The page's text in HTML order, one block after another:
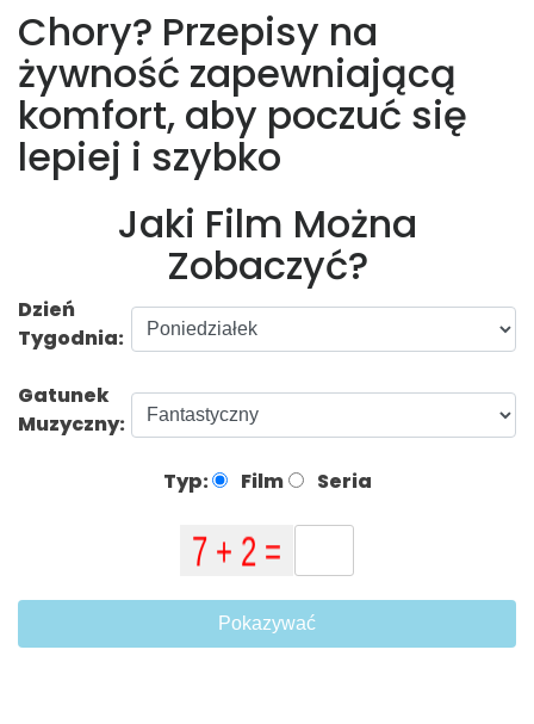
Chory? Przepisy na
żywność zapewniającą
komfort, aby poczuć się
lepiej i szybko
Jaki Film Można
Zobaczyć?
Dzień
Tygodnia:
Gatunek
Muzyczny:
Typ: Film Seria
Pokazywać